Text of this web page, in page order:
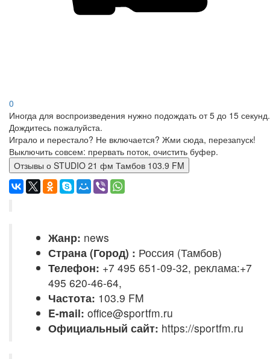
0
Иногда для воспроизведения нужно подождать от 5 до 15 секунд.
Дождитесь пожалуйста.
Играло и перестало? Не включается? Жми сюда, перезапуск!
Выключить совсем: прервать поток, очистить буфер.
Отзывы о STUDIO 21 фм Тамбов 103.9 FM
Жанр: news
Страна (Город) : Россия (Тамбов)
Телефон: +7 495 651-09-32, реклама:+7
495 620-46-64,
Частота: 103.9 FM
E-mail: office@sportfm.ru
Официальный сайт: https://sportfm.ru